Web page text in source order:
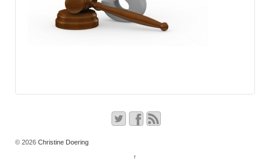
© 2026 Christine Doering
↑